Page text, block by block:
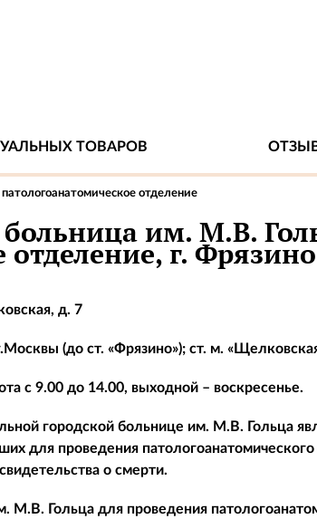
ТОВАРОВ
отделение
им. М.В.
г. Фрязино
д. 7
(до ст. «Фрязино»); ст. м.
с 9.00 до 14.00, выходной – воскресенье.
городской больнице им. М.В. Гольца
для проведения
о смерти.
Гольца для проведения